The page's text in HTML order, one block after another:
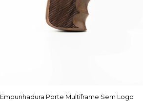
Empunhadura Porte Multiframe Sem Logo